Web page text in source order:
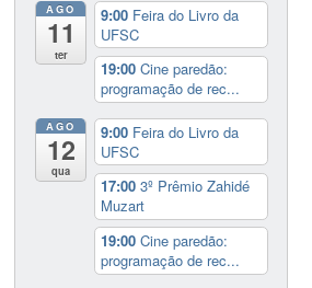
AGO
11
ter
9:00 Feira do Livro da
UFSC
19:00Cine paredão:
programação de rec...
AGO
12
qua
9:00 Feira do Livro da
UFSC
17:003º Prêmio Zahidé
Muzart
19:00Cine paredão:
programação de rec...